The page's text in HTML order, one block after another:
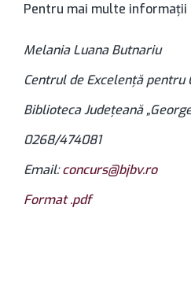
Pentru mai multe informații
Melania Luana Butnariu
Centrul de Excelență pentru
Biblioteca Județeană
0268/474081
Email:concurs@bjbv.ro
Format .pdf